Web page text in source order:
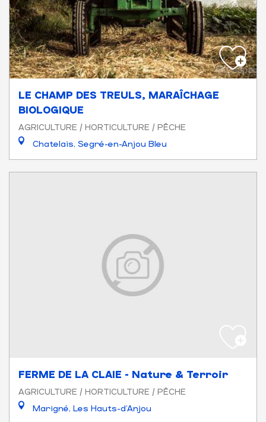
LE CHAMP DES TREULS, MARAÎCHAGE
BIOLOGIQUE
AGRICULTURE / HORTICULTURE / PÊCHE
Chatelais, Segré-en-Anjou Bleu
FERME DE LA CLAIE - Nature & Terroir
AGRICULTURE / HORTICULTURE / PÊCHE
Marigné, Les Hauts-d'Anjou